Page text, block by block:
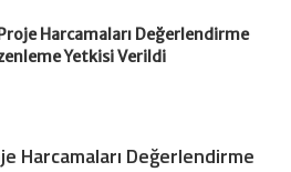
Harcamaları Değerlendirme
Yetkisi Verildi
Harcamaları Değerlendirme